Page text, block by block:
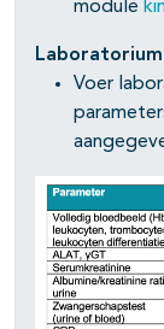
module
Voer